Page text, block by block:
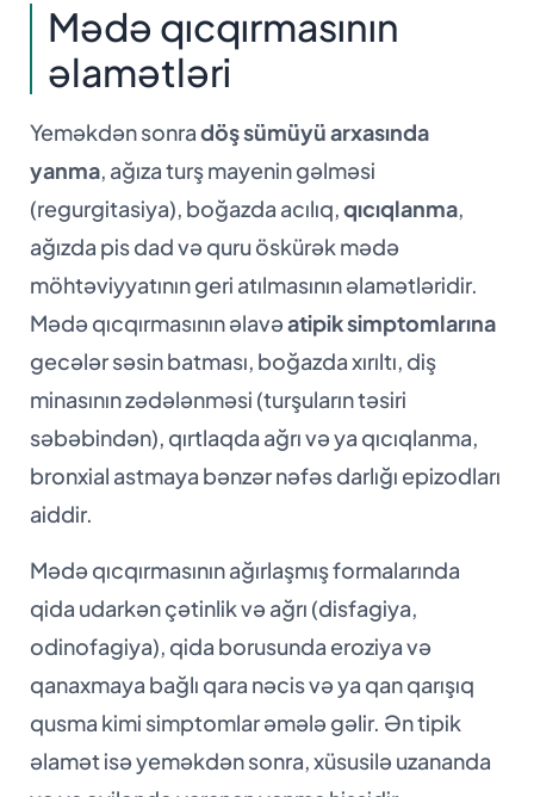
Mədə qıcqırmasının
əlamətləri
Yeməkdən sonradöş sümüyü arxasında
yanma, ağıza turş mayenin gəlməsi
(regurgitasiya), boğazda acılıq,qıcıqlanma,
ağızda pis dad və quru öskürək mədə
möhtəviyyatının geri atılmasının əlamətləridir.
Mədə qıcqırmasının əlavəatipik simptomlarına
gecələr səsin batması, boğazda xırıltı, diş
minasının zədələnməsi (turşuların təsiri
səbəbindən), qırtlaqda ağrı və ya qıcıqlanma,
bronxial astmaya bənzər nəfəs darlığı epizodları
aiddir.
Mədə qıcqırmasının ağırlaşmış formalarında
qida udarkən çətinlik və ağrı (disfagiya,
odinofagiya), qida borusunda eroziya və
qanaxmaya bağlı qara nəcis və ya qan qarışıq
qusma kimi simptomlar əmələ gəlir. Ən tipik
əlamət isə yeməkdən sonra, xüsusilə uzananda